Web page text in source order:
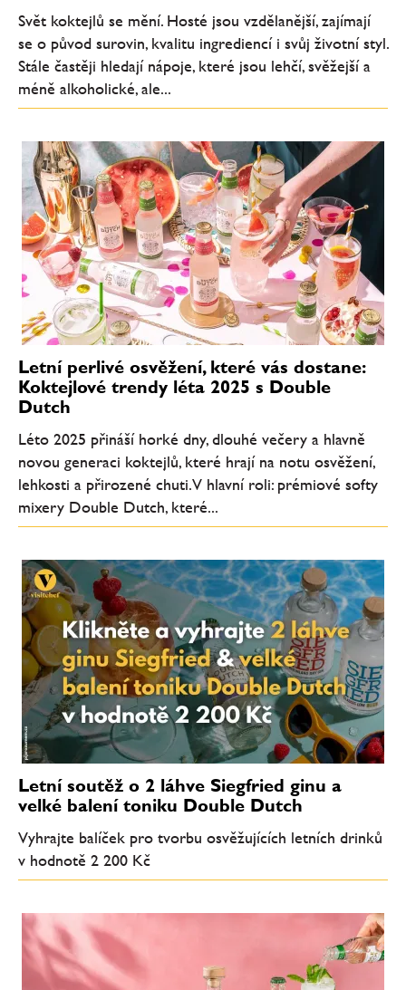
Svět koktejlů se mění. Hosté jsou vzdělanější, zajímají
se o původ surovin, kvalitu ingrediencí i svůj životní styl.
Stále častěji hledají nápoje, které jsou lehčí, svěžejší a
méně alkoholické, ale...
Letní perlivé osvěžení, které vás dostane:
Koktejlové trendy léta 2025 s Double
Dutch
Léto 2025 přináší horké dny, dlouhé večery a hlavně
novou generaci koktejlů, které hrají na notu osvěžení,
lehkosti a přirozené chuti. V hlavní roli: prémiové softy
mixery Double Dutch, které...
Letní soutěž o 2 láhve Siegfried ginu a
velké balení toniku Double Dutch
Vyhrajte balíček pro tvorbu osvěžujících letních drinků
v hodnotě 2 200 Kč